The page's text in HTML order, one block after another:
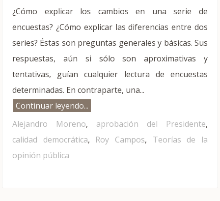
¿Cómo explicar los cambios en una serie de
encuestas? ¿Cómo explicar las diferencias entre dos
series? Éstas son preguntas generales y básicas. Sus
respuestas, aún si sólo son aproximativas y
tentativas, guían cualquier lectura de encuestas
determinadas. En contraparte, una...
Continuar leyendo...
Alejandro Moreno, aprobación del Presidente,
calidad democrática, Roy Campos, Teorías de la
opinión pública